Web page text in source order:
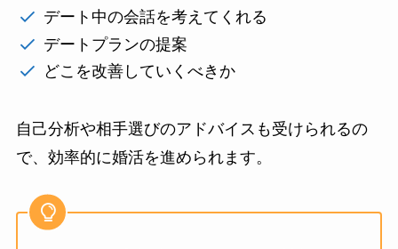
デート中の会話を考えてくれる
デートプランの提案
どこを改善していくべきか
自己分析や相手選びのアドバイスも受けられるの
で、効率的に婚活を進められます。